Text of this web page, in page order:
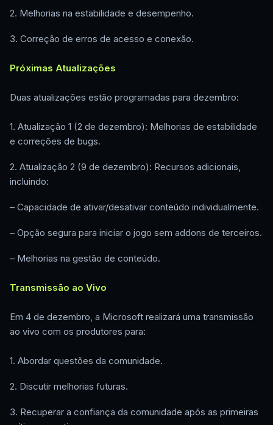
2. Melhorias na estabilidade e desempenho.
3. Correção de erros de acesso e conexão.
Próximas Atualizações
Duas atualizações estão programadas para dezembro:
1. Atualização 1 (2 de dezembro): Melhorias de estabilidade
e correções de bugs.
2. Atualização 2 (9 de dezembro): Recursos adicionais,
incluindo:
– Capacidade de ativar/desativar conteúdo individualmente.
– Opção segura para iniciar o jogo sem addons de terceiros.
– Melhorias na gestão de conteúdo.
Transmissão ao Vivo
Em 4 de dezembro, a Microsoft realizará uma transmissão
ao vivo com os produtores para:
1. Abordar questões da comunidade.
2. Discutir melhorias futuras.
3. Recuperar a confiança da comunidade após as primeiras